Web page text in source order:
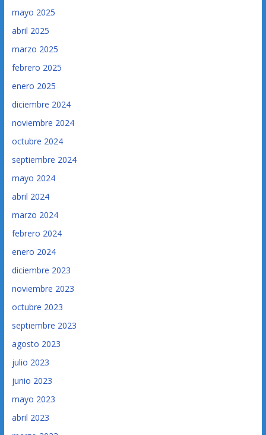
mayo 2025
abril 2025
marzo 2025
febrero 2025
enero 2025
diciembre 2024
noviembre 2024
octubre 2024
septiembre 2024
mayo 2024
abril 2024
marzo 2024
febrero 2024
enero 2024
diciembre 2023
noviembre 2023
octubre 2023
septiembre 2023
agosto 2023
julio 2023
junio 2023
mayo 2023
abril 2023